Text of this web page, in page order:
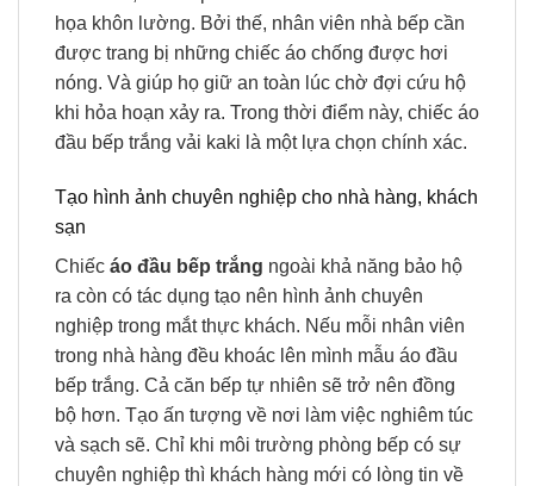
họa khôn lường. Bởi thế, nhân viên nhà bếp cần
được trang bị những chiếc áo chống được hơi
nóng. Và giúp họ giữ an toàn lúc chờ đợi cứu hộ
khi hỏa hoạn xảy ra. Trong thời điểm này, chiếc áo
đầu bếp trắng vải kaki là một lựa chọn chính xác.
Tạo hình ảnh chuyên nghiệp cho nhà hàng, khách
sạn
Chiếc áo đầu bếp trắng ngoài khả năng bảo hộ
ra còn có tác dụng tạo nên hình ảnh chuyên
nghiệp trong mắt thực khách. Nếu mỗi nhân viên
trong nhà hàng đều khoác lên mình mẫu áo đầu
bếp trắng. Cả căn bếp tự nhiên sẽ trở nên đồng
bộ hơn. Tạo ấn tượng về nơi làm việc nghiêm túc
và sạch sẽ. Chỉ khi môi trường phòng bếp có sự
chuyên nghiệp thì khách hàng mới có lòng tin về